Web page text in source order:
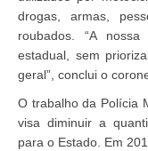
drogas, armas,
roubados. “A
estadual, sem
geral”, conclui o
O trabalho da Polícia
visa diminuir a
para o Estado. Em